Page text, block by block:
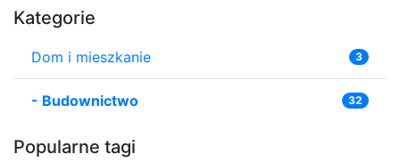
Kategorie
Dom i mieszkanie 3
- Budownictwo 32
Popularne tagi